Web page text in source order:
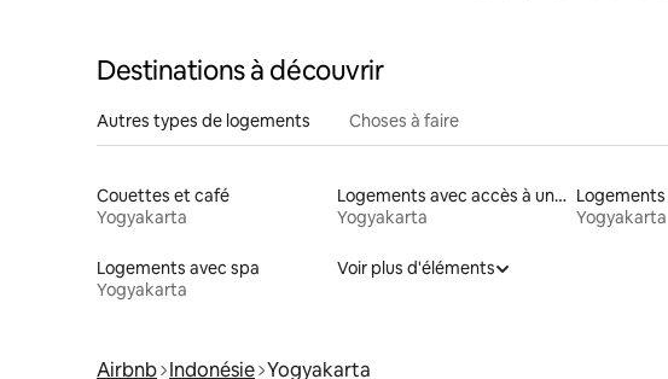
Destinations à découvrir
Autres types de logements Choses à faire
Couettes et café
Yogyakarta
Logements avec accès à un lac
Yogyakarta
Yogyakarta
Logements avec spa
Yogyakarta
Voir plus d'éléments
Airbnb Indonésie Yogyakarta